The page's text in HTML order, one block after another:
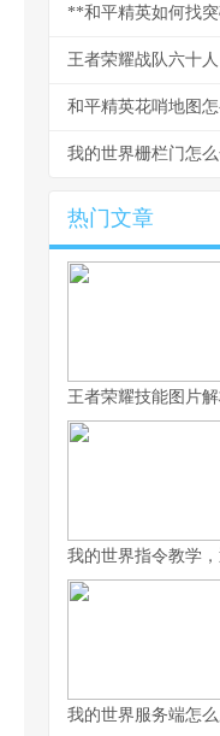
王者荣耀战队六十
和平精英花哨地图
我的世界栅栏门怎
热门文章
王者荣耀技能图片
我的世界指令教学
我的世界服务端怎